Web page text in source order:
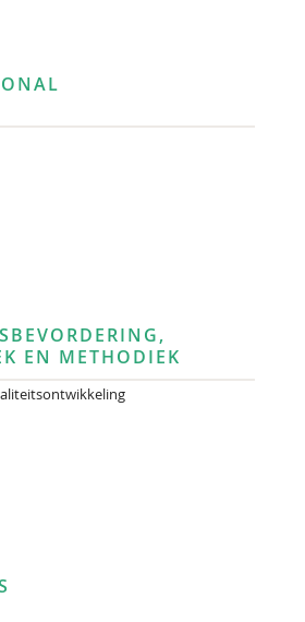
EN METHODIEK